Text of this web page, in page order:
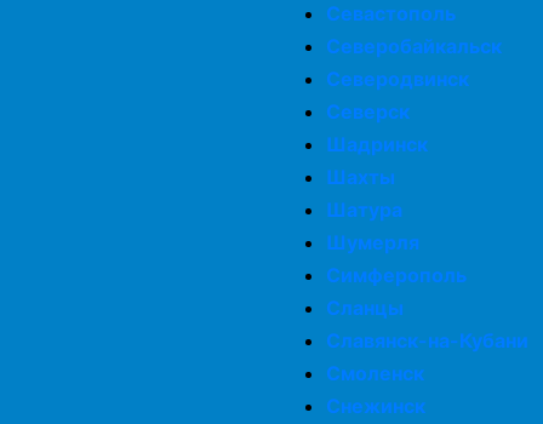
Севастополь
Северобайкальск
Северодвинск
Северск
Шадринск
Шахты
Шатура
Шумерля
Симферополь
Сланцы
Славянск-на-Кубани
Смоленск
Снежинск